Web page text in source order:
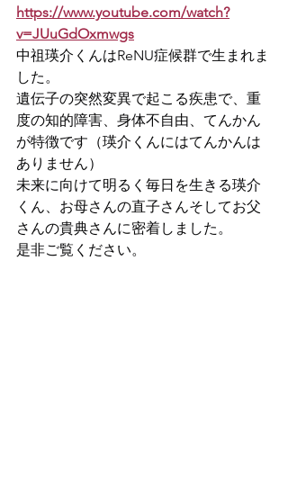
https://www.youtube.com/watch?
v=JUuGdOxmwgs
中祖瑛介くんはReNU症候群で生まれま
した。
遺伝子の突然変異で起こる疾患で、重
度の知的障害、身体不自由、てんかん
が特徴です（瑛介くんにはてんかんは
ありません）
未来に向けて明るく毎日を生きる瑛介
くん、お母さんの直子さんそしてお父
さんの貴典さんに密着しました。
是非ご覧ください。